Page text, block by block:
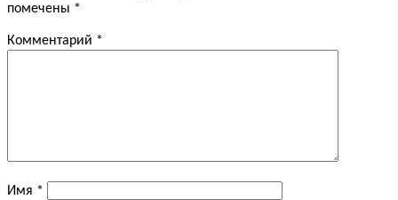
помечены *
Комментарий *
Имя *